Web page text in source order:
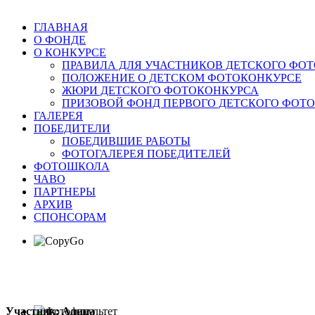
ГЛАВНАЯ
О ФОНДЕ
О КОНКУРСЕ
ПРАВИЛА ДЛЯ УЧАСТНИКОВ ДЕТСКОГО
ПОЛОЖЕНИЕ О ДЕТСКОМ ФОТОКОНКУРСЕ
ЖЮРИ ДЕТСКОГО ФОТОКОНКУРСА
ПРИЗОВОЙ ФОНД ПЕРВОГО ДЕТСКОГО
ГАЛЕРЕЯ
ПОБЕДИТЕЛИ
ПОБЕДИВШИЕ РАБОТЫ
ФОТОГАЛЕРЕЯ ПОБЕДИТЕЛЕЙ
ФОТОШКОЛА
ЧАВО
ПАРТНЕРЫ
АРХИВ
СПОНСОРАМ
Участник: Алина